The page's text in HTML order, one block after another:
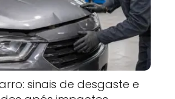
sinais de desgaste e